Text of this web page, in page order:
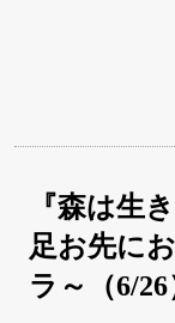
『森は生
足お先に
ラ～（6/26